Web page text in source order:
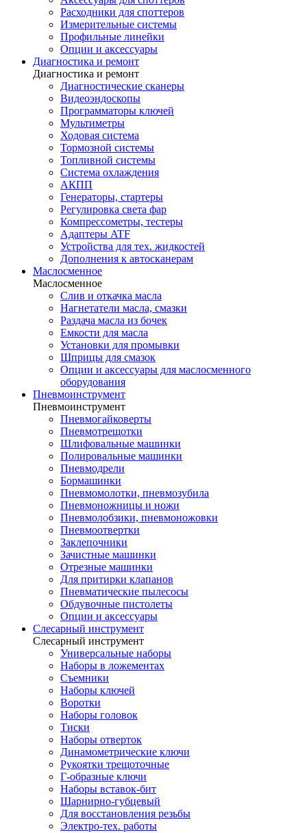
Расходники для споттеров
Измерительные системы
Профильные линейки
Опции и аксессуары
Диагностика и ремонт
Диагностика и ремонт
Диагностические сканеры
Видеоэндоскопы
Программаторы ключей
Мультиметры
Ходовая система
Тормозной системы
Топливной системы
Система охлаждения
АКПП
Генераторы, стартеры
Регулировка света фар
Компрессометры, тестеры
Адаптеры ATF
Устройства для тех. жидкостей
Дополнения к автосканерам
Маслосменное
Маслосменное
Слив и откачка масла
Нагнетатели масла, смазки
Раздача масла из бочек
Емкости для масла
Установки для промывки
Шприцы для смазок
Опции и аксессуары для маслосменного
оборудования
Пневмоинструмент
Пневмоинструмент
Пневмогайковерты
Пневмотрещотки
Шлифовальные машинки
Полировальные машинки
Пневмодрели
Бормашинки
Пневмомолотки, пневмозубила
Пневмоножницы и ножи
Пневмолобзики, пневмоножовки
Пневмоотвертки
Заклепочники
Зачистные машинки
Отрезные машинки
Для притирки клапанов
Пневматические пылесосы
Обдувочные пистолеты
Опции и аксессуары
Слесарный инструмент
Слесарный инструмент
Универсальные наборы
Наборы в ложементах
Съемники
Наборы ключей
Воротки
Наборы головок
Тиски
Наборы отверток
Динамометрические ключи
Рукоятки трещоточные
Г-образные ключи
Наборы вставок-бит
Шарнирно-губцевый
Для восстановления резьбы
Электро-тех. работы